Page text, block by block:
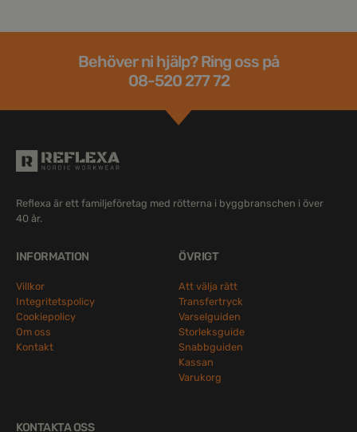
Behöver ni hjälp? Ring oss på
08-520 277 72
Reflexa är ett familjeföretag med rötterna i byggbranschen i över
40 år.
INFORMATION
Villkor
Integritetspolicy
Cookiepolicy
Om oss
Kontakt
ÖVRIGT
Att välja rätt
Transfertryck
Varselguiden
Storleksguide
Snabbguiden
Kassan
Varukorg
KONTAKTA OSS